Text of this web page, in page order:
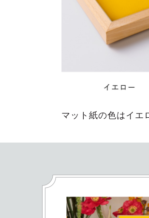
マット紙の色はイエ